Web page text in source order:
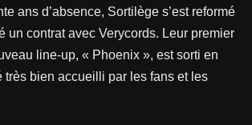
ans d’absence, Sortilège s’est reformé
un contrat avec Verycords. Leur premier
line-up, « Phoenix », est sorti en
très bien accueilli par les fans et les